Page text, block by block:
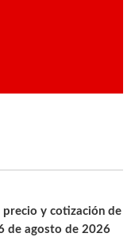
precio y cotización de
de agosto de 2026